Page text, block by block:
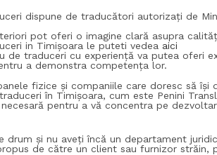
dispune de traducători autorizați de
pot oferi o imagine clară asupra
in Timișoara le puteti vedea aici
de traduceri cu experiență va putea oferi
a demonstra competența lor.
fizice și companiile care doresc să își
în Timișoara, cum este Penini
pentru a vă concentra pe
și nu aveți încă un departament
de către un client sau furnizor străin,